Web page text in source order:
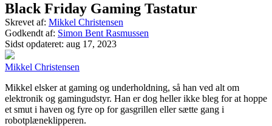
Black Friday Gaming Tastatur
Skrevet af: Mikkel Christensen
Godkendt af: Simon Bent Rasmussen
Sidst opdateret: aug 17, 2023
Mikkel Christensen
Mikkel elsker at gaming og underholdning, så han ved alt om
elektronik og gamingudstyr. Han er dog heller ikke bleg for at hoppe
et smut i haven og fyre op for gasgrillen eller sætte gang i
robotplæneklipperen.